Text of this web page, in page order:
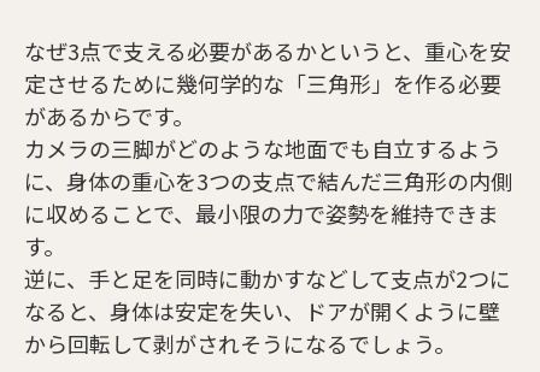
なぜ3点で支える必要があるかというと、重心を安
定させるために幾何学的な「三角形」を作る必要
があるからです。
カメラの三脚がどのような地面でも自立するよう
に、身体の重心を3つの支点で結んだ三角形の内側
に収めることで、最小限の力で姿勢を維持できま
す。
逆に、手と足を同時に動かすなどして支点が2つに
なると、身体は安定を失い、ドアが開くように壁
から回転して剥がされそうになるでしょう。